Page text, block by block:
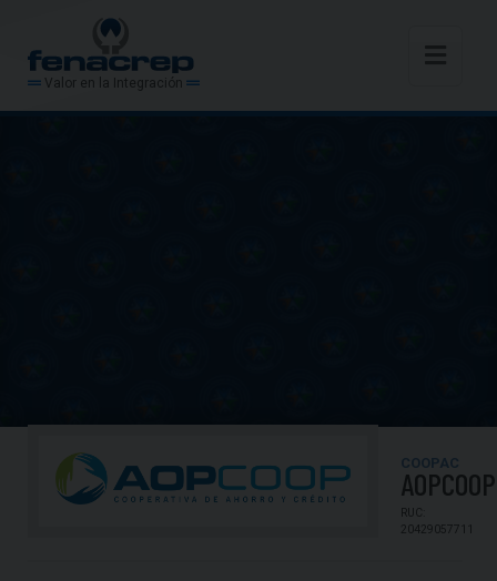
Valor en la Integración
COOPAC
AOPCOOP
RUC:
20429057711